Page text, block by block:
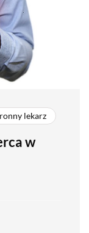
lekarz
w